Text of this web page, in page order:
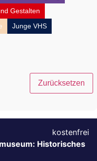
Gestalten
Junge VHS
Zurücksetzen
Historisches
kostenfrei